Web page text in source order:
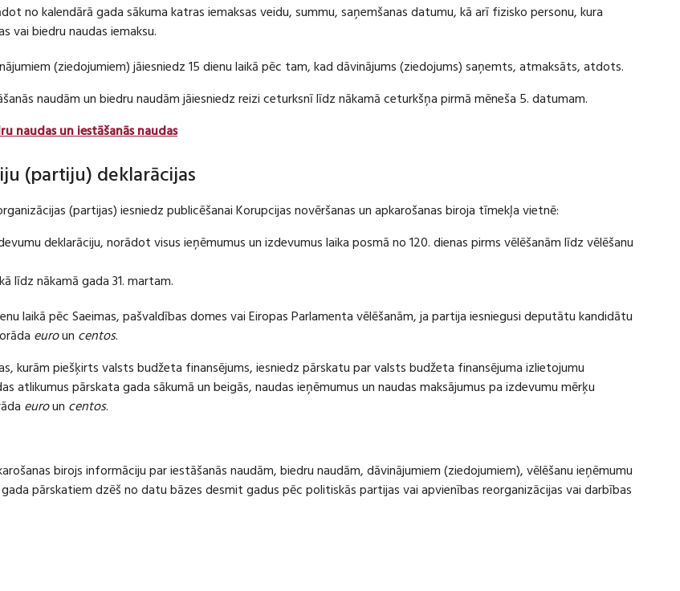
no kalendārā gada sākuma katras iemaksas veidu, summu, saņemšanas datumu, kā arī fizisko personu, kura
vai biedru naudas iemaksu.
(ziedojumiem) jāiesniedz 15 dienu laikā pēc tam, kad dāvinājums (ziedojums) saņemts, atmaksāts, atdots.
naudām un biedru naudām jāiesniedz reizi ceturksnī līdz nākamā ceturkšņa pirmā mēneša 5. datumam.
naudas un iestāšanās naudas
(partiju) deklarācijas
(partijas) iesniedz publicēšanai Korupcijas novēršanas un apkarošanas biroja tīmekļa vietnē:
deklarāciju, norādot visus ieņēmumus un izdevumus laika posmā no 120. dienas pirms vēlēšanām līdz vēlēšanu
līdz nākamā gada 31. martam.
laikā pēc Saeimas, pašvaldības domes vai Eiropas Parlamenta vēlēšanām, ja partija iesniegusi deputātu kandidātu
euroun centos.
kurām piešķirts valsts budžeta finansējums, iesniedz pārskatu par valsts budžeta finansējuma izlietojumu
atlikumus pārskata gada sākumā un beigās, naudas ieņēmumus un naudas maksājumus pa izdevumu mērķu
euroun centos.
birojs informāciju par iestāšanās naudām, biedru naudām, dāvinājumiem (ziedojumiem), vēlēšanu ieņēmumu
pārskatiem dzēš no datu bāzes desmit gadus pēc politiskās partijas vai apvienības reorganizācijas vai darbības